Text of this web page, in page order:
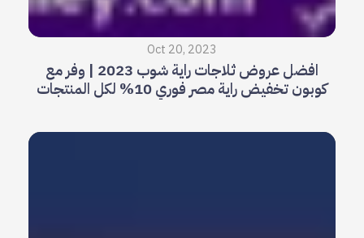
Oct 20, 2023
افضل عروض ثلاجات راية شوب 2023 | وفر مع
كوبون تخفيض راية مصر فوري 10% لكل المنتجات